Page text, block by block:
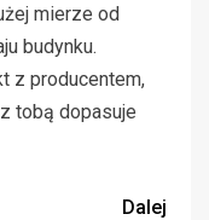
mierze od
budynku.
z producentem,
tobą dopasuje
Dalej